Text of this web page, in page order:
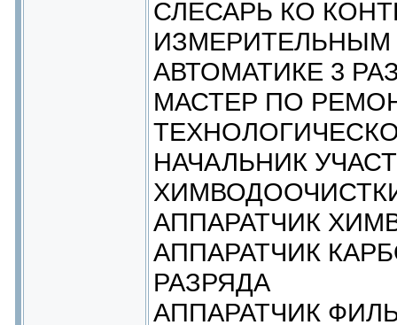
СЛЕСАРЬ КО
АВТОМАТИКЕ 3
МАСТЕР ПО
НАЧАЛЬНИК
АППАРАТЧИК
АППАРАТЧИК
РАЗРЯДА
АППАРАТЧИК